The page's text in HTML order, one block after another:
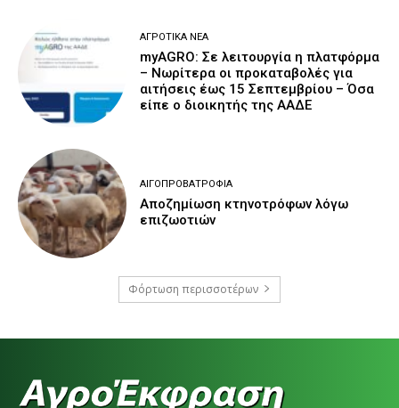
ΑΓΡΟΤΙΚΆ ΝΈΑ
myAGRO: Σε λειτουργία η πλατφόρμα
– Νωρίτερα οι προκαταβολές για
αιτήσεις έως 15 Σεπτεμβρίου – Όσα
είπε ο διοικητής της ΑΑΔΕ
ΑΙΓΟΠΡΟΒΑΤΡΟΦΊΑ
Αποζημίωση κτηνοτρόφων λόγω
επιζωοτιών
Φόρτωση περισσοτέρων